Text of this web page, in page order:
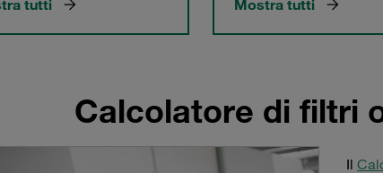
tutti Mostra tutti
Calcolatore di filtri
Il